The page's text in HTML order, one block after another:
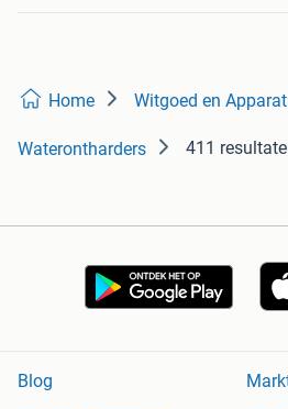
Home Witgoed en
Waterontharders 411
Blog